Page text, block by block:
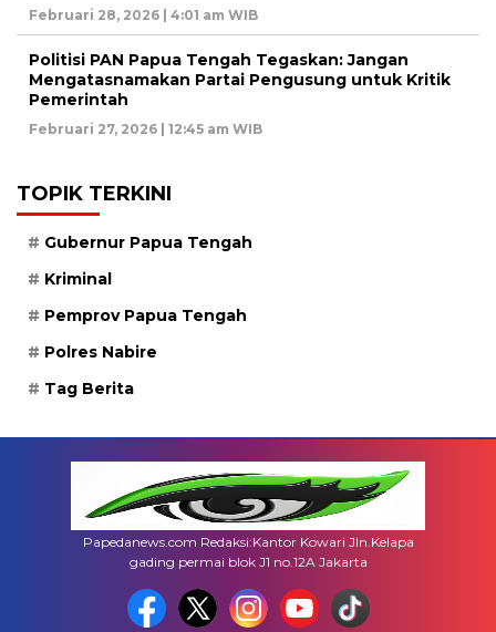
Februari 28, 2026 | 4:01 am WIB
Politisi PAN Papua Tengah Tegaskan: Jangan
Mengatasnamakan Partai Pengusung untuk Kritik
Pemerintah
Februari 27, 2026 | 12:45 am WIB
TOPIK TERKINI
Gubernur Papua Tengah
Kriminal
Pemprov Papua Tengah
Polres Nabire
Tag Berita
Papedanews.com Redaksi:Kantor Kowari Jln.Kelapa
gading permai blok J1 no.12A Jakarta